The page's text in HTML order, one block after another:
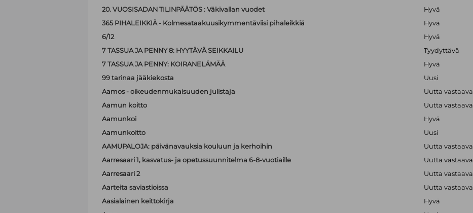
20. VUOSISADAN TILINPÄÄTÖS : Väkivallan vuodet
Hyvä
365 PIHALEIKKIÄ - Kolmesataakuusikymmentäviisi pihaleikkiä
Hyvä
6/12
Hyvä
7 TASSUA JA PENNY 8: HYYTÄVÄ SEIKKAILU
Tyydyttävä
7 TASSUA JA PENNY: KOIRANELÄMÄÄ
Hyvä
99 tarinaa jääkiekosta
Uusi
Aamos - oikeudenmukaisuuden julistaja
Uutta vastaava
Aamun koitto
Uutta vastaava
Aamunkoi
Hyvä
Aamunkoitto
Uusi
AAMUPALOJA: päivänavauksia kouluun ja kerhoihin
Uutta vastaava
Aarresaari 1, kasvatus- ja opetussuunnitelma 6-8-vuotiaille
Uutta vastaava
Aarresaari 2
Uutta vastaava
Aarteita saviastioissa
Uutta vastaava
Aasialainen keittokirja
Hyvä